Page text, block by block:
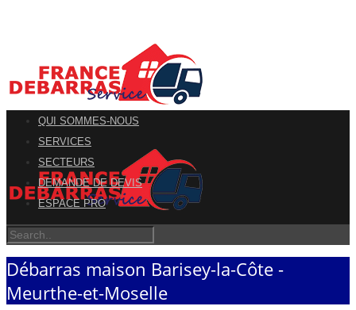
QUI SOMMES-NOUS
SERVICES
SECTEURS
DEMANDE DE DEVIS
ESPACE PRO
Débarras maison Barisey-la-Côte -
Meurthe-et-Moselle